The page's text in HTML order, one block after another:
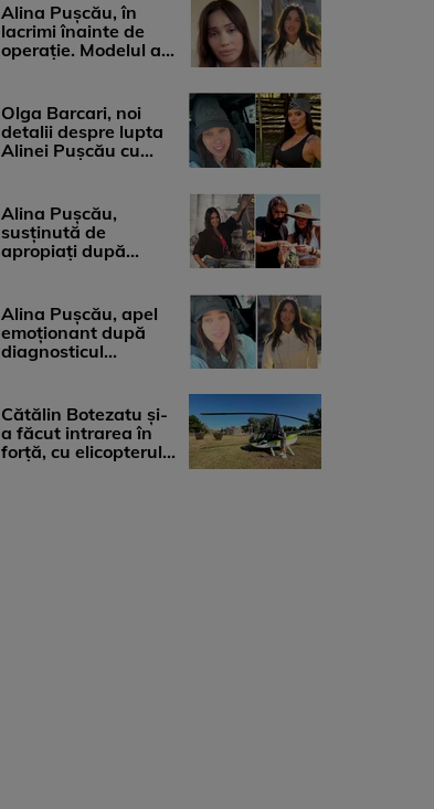
Alina Pușcău, în
lacrimi înainte de
operație. Modelul a
Olga Barcari, noi
detalii despre lupta
Alinei Pușcău cu
Alina Pușcău,
susținută de
apropiați după
medicii, ...
Alina Pușcău, apel
emoționant după
diagnosticul
...
Cătălin Botezatu și-
a făcut intrarea în
forță, cu elicopterul,